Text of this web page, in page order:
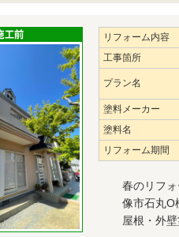
リフォーム内容
工事箇所
プラン名
塗料メーカー
塗料名
リフォーム期間
春のリフ
像市石丸O
屋根・外